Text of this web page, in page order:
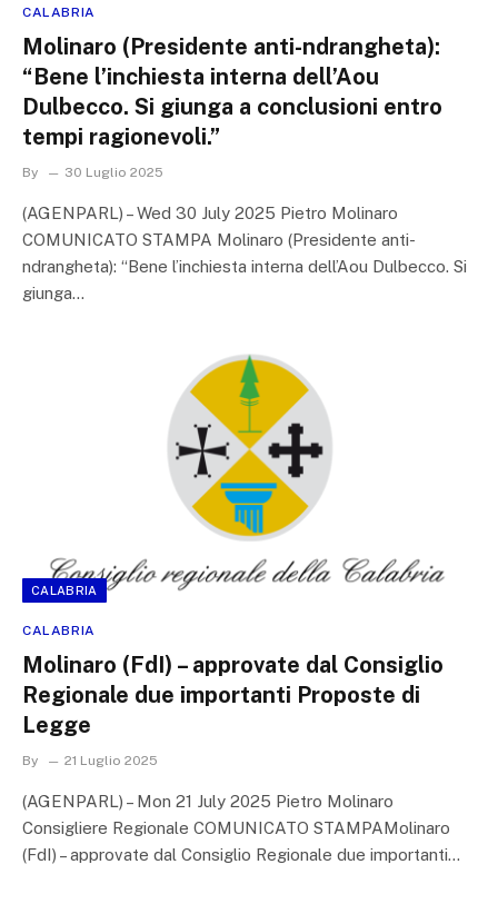
CALABRIA
Molinaro (Presidente anti-ndrangheta):
“Bene l’inchiesta interna dell’Aou
Dulbecco. Si giunga a conclusioni entro
tempi ragionevoli.”
By 30 Luglio 2025
(AGENPARL) – Wed 30 July 2025 Pietro Molinaro
COMUNICATO STAMPA Molinaro (Presidente anti-
ndrangheta): “Bene l’inchiesta interna dell’Aou Dulbecco. Si
giunga…
CALABRIA
CALABRIA
Molinaro (FdI) – approvate dal Consiglio
Regionale due importanti Proposte di
Legge
By 21 Luglio 2025
(AGENPARL) – Mon 21 July 2025 Pietro Molinaro
Consigliere Regionale COMUNICATO STAMPAMolinaro
(FdI) – approvate dal Consiglio Regionale due importanti…